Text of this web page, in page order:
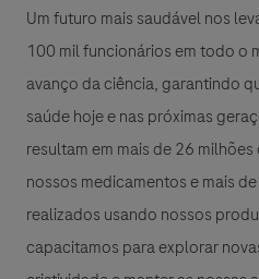
Um futuro mais saudável nos
100 mil funcionários em todo o
avanço da ciência, garantindo
saúde hoje e nas próximas
resultam em mais de 26
nossos medicamentos e mais
realizados usando nossos
capacitamos para explorar